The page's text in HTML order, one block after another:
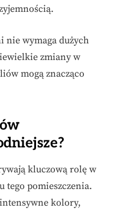
nie wymaga dużych
zmiany w
mogą znacząco
kluczową rolę w
tego pomieszczenia.
kolory,